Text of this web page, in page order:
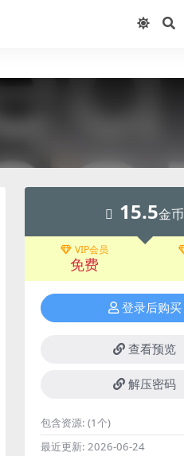
15.5金币
VIP会员
免费
登录后购买
查看预览
解压密码
包含资源: (1个)
最近更新: 2026-06-24